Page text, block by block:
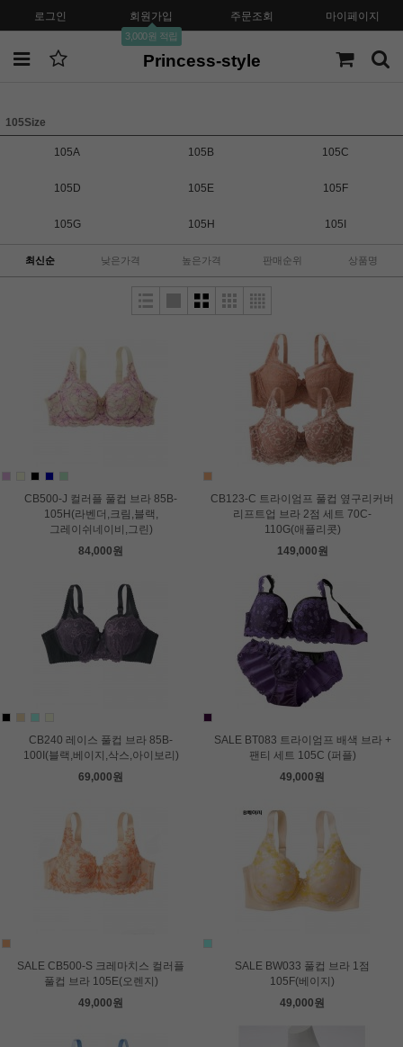
로그인 회원가입
3,000원 적립
주문조회 마이페이지
Princess-style
105Size
105A 105B 105C
105D 105E 105F
105G 105H 105I
최신순 낮은가격 높은가격 판매순위 상품명
CB500-J 컬러플 풀컵 브라 85B-
105H(라벤더,크림,블랙,
그레이쉬네이비,그린)
84,000원
CB123-C 트라이엄프 풀컵 옆구리커버
리프트업 브라 2점 세트 70C-
110G(애플리콧)
149,000원
CB240 레이스 풀컵 브라 85B-
100I(블랙,베이지,삭스,아이보리)
69,000원
SALE BT083 트라이엄프 배색 브라 +
팬티 세트 105C (퍼플)
49,000원
SALE CB500-S 크레마치스 컬러플
풀컵 브라 105E(오렌지)
49,000원
SALE BW033 풀컵 브라 1점
105F(베이지)
49,000원